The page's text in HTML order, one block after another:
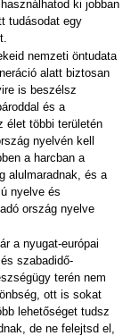
ki jobban
tudásodat egy
nemzeti öntudata
alatt biztosan
is beszélsz
és a
élet többi területén
nyelvén kell
a harcban a
alulmaradnak, és a
nyelve és
ország nyelve
a nyugat-európai
szabadidő-
terén nem
ott is sokat
lehetőséget tudsz
de ne felejtsd el,